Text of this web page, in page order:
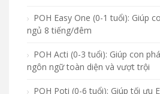
POH Easy One (0-1 tuổi): Giúp
ngủ 8 tiếng/đêm
POH Acti (0-3 tuổi): Giúp con
ngôn ngữ toàn diện và vượt trội
POH Poti (0-6 tuổi): Giúp tối ưu